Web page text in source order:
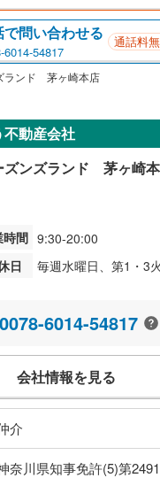
で問い合わせる
6014-54817
通話料
ランド 茅ヶ崎本店
動産会社
ズンズランド 茅ヶ崎
時間 9:30-20:00
日
毎週水曜日、第1・3
0078-6014-54817
会社情報を見る
介
奈川県知事免許(5)第